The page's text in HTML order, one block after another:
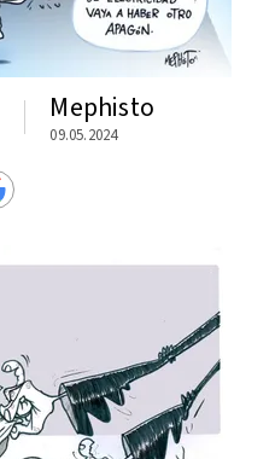
Mephisto
09.05.2024